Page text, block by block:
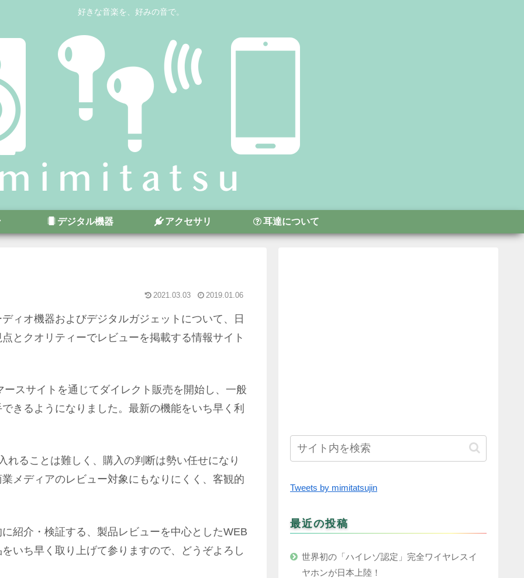
好きな音楽を、好みの音で。
デジタル機器 アクセサリ 耳達について
2021.03.03 2019.01.06
ィオ機器およびデジタルガジェットについて、日
とクオリティーでレビューを掲載する情報サイト
スサイトを通じてダイレクト販売を開始し、一般
きるようになりました。最新の機能をいち早く利
ることは難しく、購入の判断は勢い任せになり
メディアのレビュー対象にもなりにくく、客観的
紹介・検証する、製品レビューを中心としたWEB
いち早く取り上げて参りますので、どうぞよろし
Tweets by mimitatsujin
最近の投稿
世界初の「ハイレゾ認定」完全ワイヤレスイ
ヤホンが日本上陸！